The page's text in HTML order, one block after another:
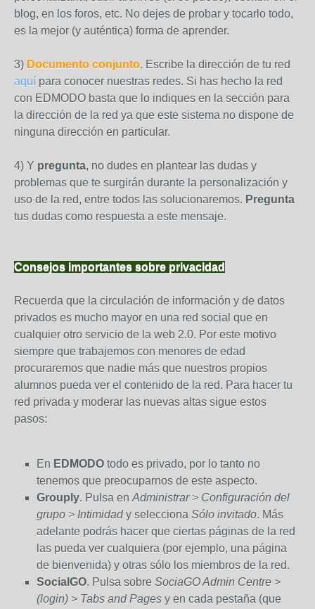
blog, en los foros, etc. No dejes de probar y tocarlo todo,
es la mejor (y auténtica) forma de aprender.
3) Documento conjunto. Escribe la dirección de tu red
aquí para conocer nuestras redes. Si has hecho la red
con EDMODO basta que lo indiques en la sección para
la dirección de la red ya que este sistema no dispone de
ninguna dirección en particular.
4) Y pregunta, no dudes en plantear las dudas y
problemas que te surgirán durante la personalización y
uso de la red, entre todos las solucionaremos. Pregunta
tus dudas como respuesta a este mensaje.
Consejos importantes sobre privacidad
Recuerda que la circulación de información y de datos
privados es mucho mayor en una red social que en
cualquier otro servicio de la web 2.0. Por este motivo
siempre que trabajemos con menores de edad
procuraremos que nadie más que nuestros propios
alumnos pueda ver el contenido de la red. Para hacer tu
red privada y moderar las nuevas altas sigue estos
pasos:
En EDMODO todo es privado, por lo tanto no
tenemos que preocuparnos de este aspecto.
Grouply. Pulsa en Administrar > Configuración del
grupo > Intimidady selecciona Sólo invitado. Más
adelante podrás hacer que ciertas páginas de la red
las pueda ver cualquiera (por ejemplo, una página
de bienvenida) y otras sólo los miembros de la red.
SocialGO. Pulsa sobre SociaGO Admin Centre >
(login) > Tabs and Pages y en cada pestaña (que